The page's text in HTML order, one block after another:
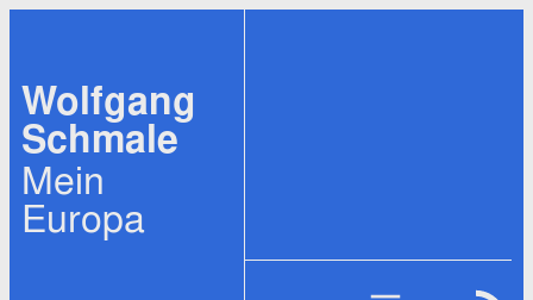
springen
Wolfgang
Schmale
Mein
Europa